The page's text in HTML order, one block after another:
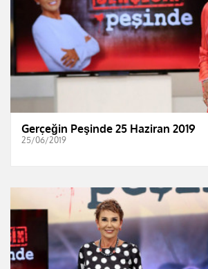
Gerçeğin Peşinde 25 Haziran 2019
25/06/2019